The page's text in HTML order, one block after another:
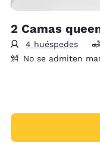
2 Camas
4 huéspedes
No se admiten